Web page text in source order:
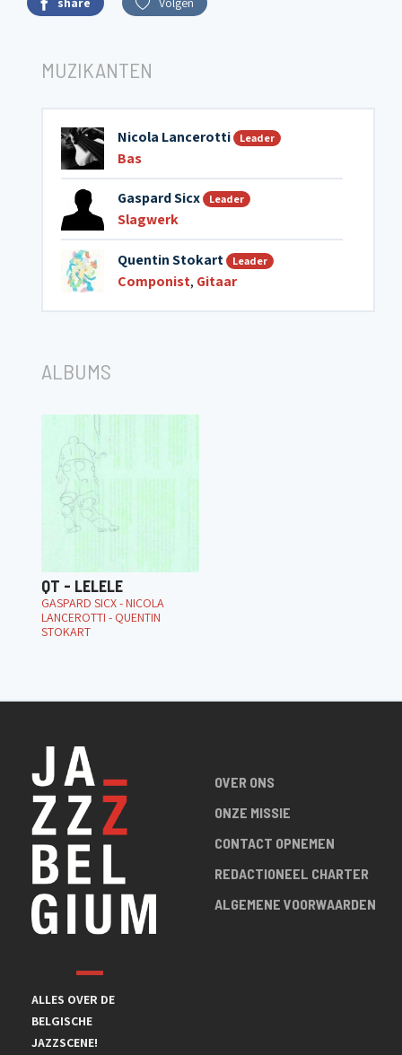
MUZIKANTEN
Nicola Lancerotti Leader
Bas
Gaspard Sicx Leader
Slagwerk
Quentin Stokart Leader
Componist, Gitaar
ALBUMS
QT - LELELE
GASPARD SICX - NICOLA
LANCEROTTI - QUENTIN
STOKART
ALLES OVER DE
BELGISCHE
JAZZSCENE!
OVER ONS
ONZE MISSIE
CONTACT OPNEMEN
REDACTIONEEL CHARTER
ALGEMENE VOORWAARDEN